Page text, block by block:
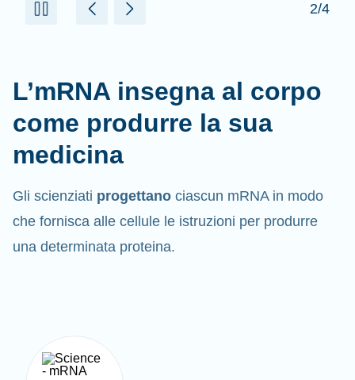
2/4
L’mRNA insegna al corpo
come produrre la sua
medicina
Gli scienziati progettano ciascun mRNA in modo
che fornisca alle cellule le istruzioni per produrre
una determinata proteina.